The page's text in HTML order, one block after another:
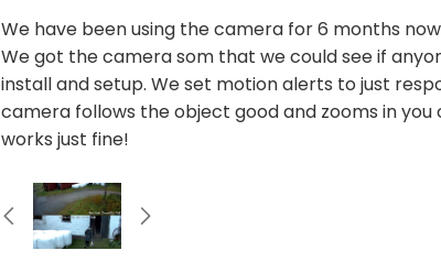
We have been using the camera for 6 months
We got the camera som that we could see if
install and setup. We set motion alerts to just
camera follows the object good and zooms in
works just fine!